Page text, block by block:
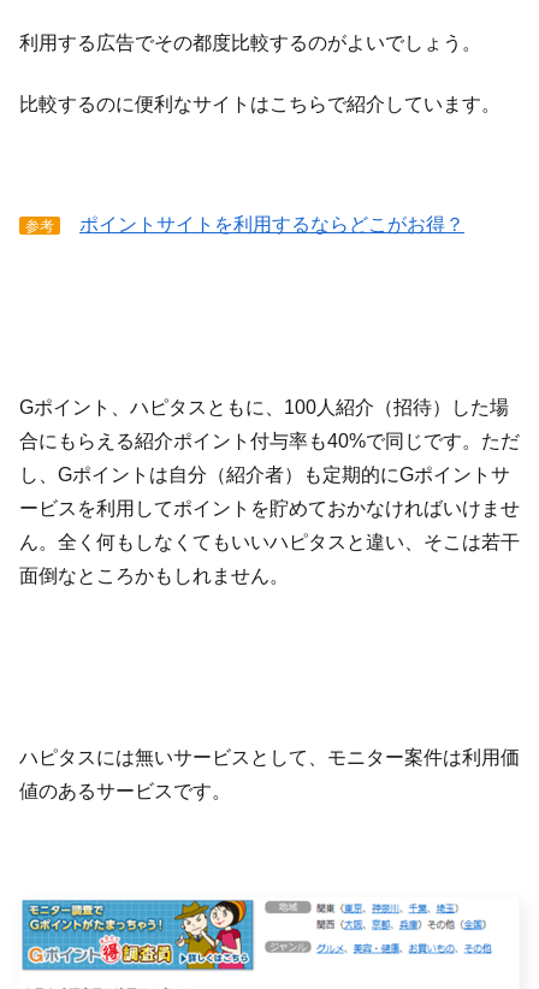
利用する広告でその都度比較するのがよいでしょう。
比較するのに便利なサイトはこちらで紹介しています。
参考 ポイントサイトを利用するならどこがお得？
Gポイント、ハピタスともに、100人紹介（招待）した場
合にもらえる紹介ポイント付与率も40%で同じです。ただ
し、Gポイントは自分（紹介者）も定期的にGポイントサ
ービスを利用してポイントを貯めておかなければいけませ
ん。全く何もしなくてもいいハピタスと違い、そこは若干
面倒なところかもしれません。
ハピタスには無いサービスとして、モニター案件は利用価
値のあるサービスです。